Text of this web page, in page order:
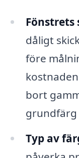
Fönstrets
dåligt
före
bort
grundfärg
Typ av